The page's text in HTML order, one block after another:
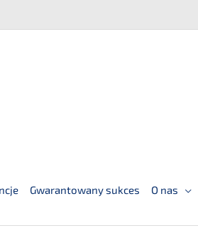
Gwarantowany sukces O nas